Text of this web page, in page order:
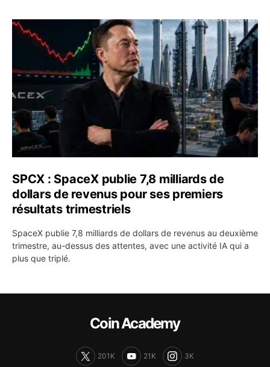
SPCX : SpaceX publie 7,8 milliards de dollars de
SPCX : SpaceX publie 7,8 milliards de
dollars de revenus pour ses premiers
résultats trimestriels
SpaceX publie 7,8 milliards de dollars de revenus au deuxième
trimestre, au-dessus des attentes, avec une activité IA qui a
plus que triplé.
Coin Academy
201K 21K 3K